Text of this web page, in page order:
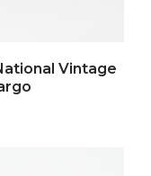
Vintage